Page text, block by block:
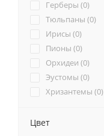
Герберы (0)
Тюльпаны (0)
Ирисы (0)
Пионы (0)
Орхидеи (0)
Эустомы (0)
Хризантемы (0)
Ранункулюсы (
Цвет